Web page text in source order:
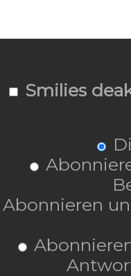
Smilies
Abonnieren